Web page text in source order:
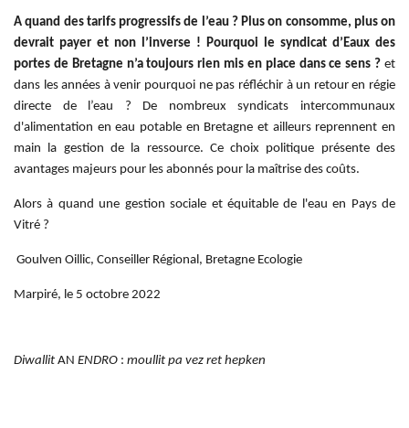
A quand des tarifs progressifs de l’eau ? Plus on consomme, plus on
devrait payer et non l’inverse ! Pourquoi le syndicat d’Eaux des
portes de Bretagne n’a toujours rien mis en place dans ce sens ? et
dans les années à venir pourquoi ne pas réfléchir à un retour en régie
directe de l’eau ? De nombreux syndicats intercommunaux
d'alimentation en eau potable en Bretagne et ailleurs reprennent en
main la gestion de la ressource. Ce choix politique présente des
avantages majeurs pour les abonnés pour la maîtrise des coûts.
Alors à quand une gestion sociale et équitable de l'eau en Pays de
Vitré ?
Goulven Oillic, Conseiller Régional, Bretagne Ecologie
Marpiré, le 5 octobre 2022
Diwallit AN ENDRO : moullit pa vez ret hepken